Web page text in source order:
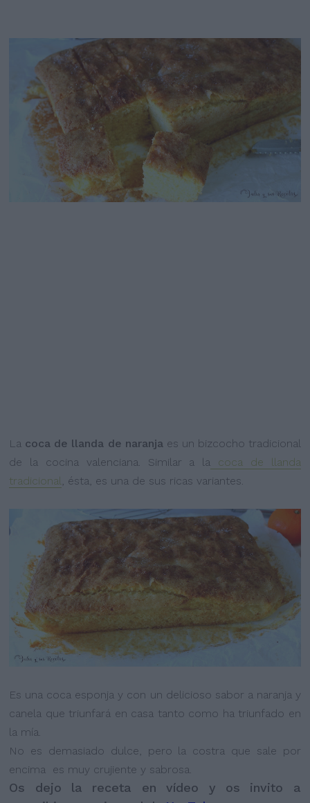
La coca de llanda de naranjaes un bizcocho tradicional
de la cocina valenciana. Similar a la coca de llanda
tradicional, ésta, es una de sus ricas variantes.
Es una coca esponja y con un delicioso sabor a naranja y
canela que triunfará en casa tanto como ha triunfado en
la mía.
No es demasiado dulce, pero la costra que sale por
encima es muy crujiente y sabrosa.
Os dejo la receta en vídeo y os invito a